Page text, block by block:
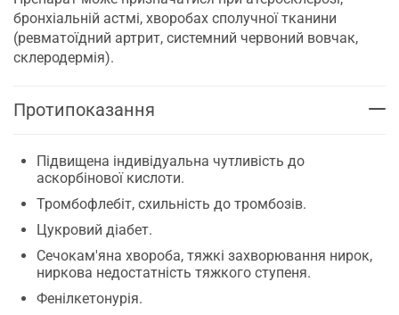
бронхіальній астмі, хворобах сполучної тканини
(ревматоїдний артрит, системний червоний вовчак,
склеродермія).
Протипоказання
Підвищена індивідуальна чутливість до
аскорбінової кислоти.
Тромбофлебіт, схильність до тромбозів.
Цукровий діабет.
Сечокам'яна хвороба, тяжкі захворювання нирок,
ниркова недостатність тяжкого ступеня.
Фенілкетонурія.